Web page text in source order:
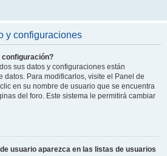
y configuraciones
configuración?
sus datos y configuraciones están
datos. Para modificarlos, visite el Panel de
en su nombre de usuario que se encuentra
del foro. Este sistema le permitirá cambiar
usuario aparezca en las listas de usuarios